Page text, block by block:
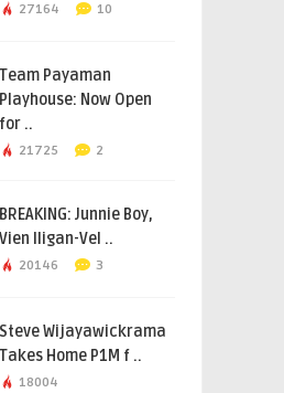
27164 10
Team Payaman
Playhouse: Now Open
for ..
21725 2
BREAKING: Junnie Boy,
Vien Iligan-Vel ..
20146 3
Steve Wijayawickrama
Takes Home P1M f ..
18004